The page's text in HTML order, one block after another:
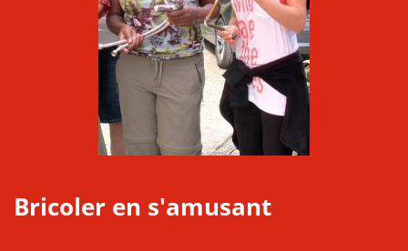
Bricoler en s'amusant